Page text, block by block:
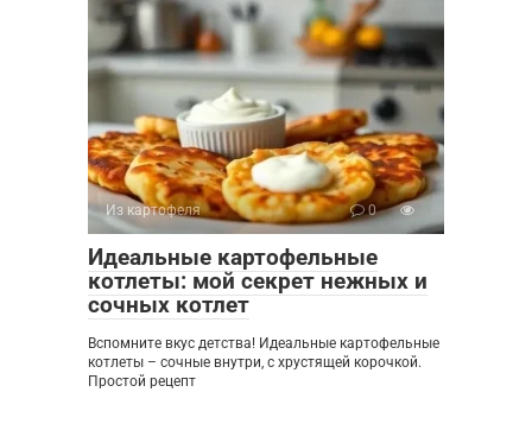
Из картофеля 0
Идеальные картофельные
котлеты: мой секрет нежных и
сочных котлет
Вспомните вкус детства! Идеальные картофельные
котлеты – сочные внутри, с хрустящей корочкой.
Простой рецепт